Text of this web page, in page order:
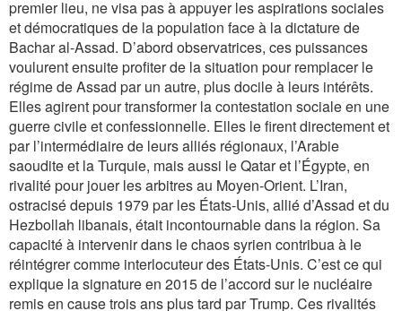
premier lieu, ne visa pas à appuyer les aspirations sociales
et démocratiques de la population face à la dictature de
Bachar al-Assad. D’abord observatrices, ces puissances
voulurent ensuite profiter de la situation pour remplacer le
régime de Assad par un autre, plus docile à leurs intérêts.
Elles agirent pour transformer la contestation sociale en une
guerre civile et confessionnelle. Elles le firent directement et
par l’intermédiaire de leurs alliés régionaux, l’Arabie
saoudite et la Turquie, mais aussi le Qatar et l’Égypte, en
rivalité pour jouer les arbitres au Moyen-Orient. L’Iran,
ostracisé depuis 1979 par les États-Unis, allié d’Assad et du
Hezbollah libanais, était incontournable dans la région. Sa
capacité à intervenir dans le chaos syrien contribua à le
réintégrer comme interlocuteur des États-Unis. C’est ce qui
explique la signature en 2015 de l’accord sur le nucléaire
remis en cause trois ans plus tard par Trump. Ces rivalités